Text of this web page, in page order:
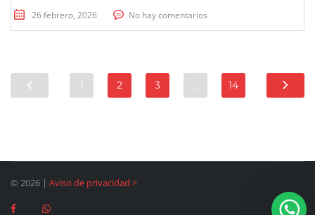
26 febrero, 2026 No hay comentarios
1 2 3 … 14
© 2026 | Aviso de privacidad >